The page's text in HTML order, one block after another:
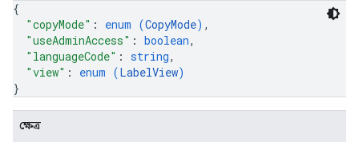
{
"copyMode" : enum (CopyMode) ,
"useAdminAccess" : boolean,
"languageCode" : string,
"view" : enum (LabelView)
}
ক্ষেত্র